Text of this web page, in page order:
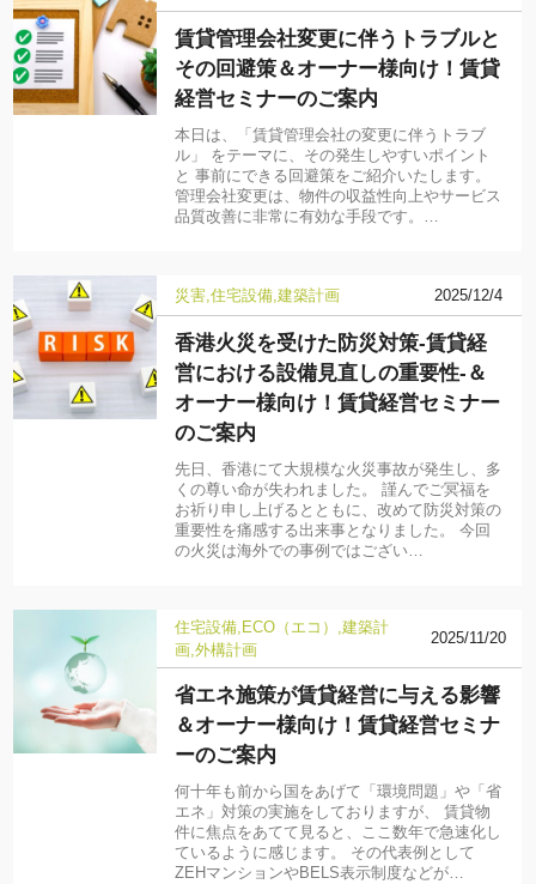
賃貸管理会社変更に伴うトラブルと
その回避策＆オーナー様向け！賃貸
経営セミナーのご案内
本日は、「賃貸管理会社の変更に伴うトラブ
ル」 をテーマに、その発生しやすいポイント
と 事前にできる回避策をご紹介いたします。
管理会社変更は、物件の収益性向上やサービス
品質改善に非常に有効な手段です。…
災害 住宅設備 建築計画 2025/12/4
香港火災を受けた防災対策-賃貸経
営における設備見直しの重要性-＆
オーナー様向け！賃貸経営セミナー
のご案内
先日、香港にて大規模な火災事故が発生し、多
くの尊い命が失われました。 謹んでご冥福を
お祈り申し上げるとともに、改めて防災対策の
重要性を痛感する出来事となりました。 今回
の火災は海外での事例ではござい…
住宅設備 ECO（エコ）
建築計
画 外構計画
2025/11/20
省エネ施策が賃貸経営に与える影響
＆オーナー様向け！賃貸経営セミナ
ーのご案内
何十年も前から国をあげて「環境問題」や「省
エネ」対策の実施をしておりますが、 賃貸物
件に焦点をあてて見ると、ここ数年で急速化し
ているように感じます。 その代表例として
ZEHマンションやBELS表示制度などが…